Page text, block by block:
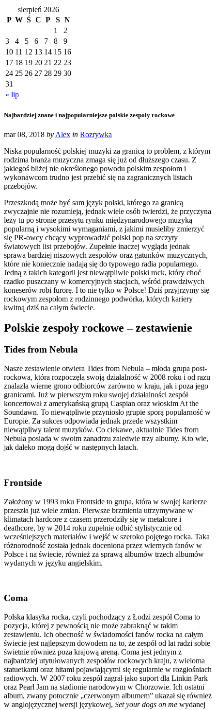
sierpień 2026
P W Ś C P S N
« lip
1
2
3
4 5 6 7 8
9
10 11 12 13 14 15 16
17 18 19 20 21 22 23
24 25 26 27 28 29 30
31
Najbardziej znane i najpopularniejsze polskie zespoły rockowe
mar 08, 2018 by Alex in Rozrywka
Niska popularność polskiej muzyki za granicą to problem, z którym
rodzima branża muzyczna zmaga się już od dłuższego czasu. Z
jakiegoś bliżej nie określonego powodu polskim zespołom i
wykonawcom trudno jest przebić się na zagranicznych listach
przebojów.
Przeszkodą może być sam język polski, którego za granicą
zwyczajnie nie rozumieją, jednak wiele osób twierdzi, że przyczyna
leży tu po stronie przesytu rynku międzynarodowego muzyką
popularną i wysokimi wymaganiami, z jakimi musieliby zmierzyć
się PR-owcy chcący wyprowadzić polski pop na szczyty
światowych list przebojów. Zupełnie inaczej wygląda jednak
sprawa bardziej niszowych zespołów oraz gatunków muzycznych,
które nie koniecznie nadają się do typowego radia popularnego.
Jedną z takich kategorii jest niewątpliwie polski rock, który choć
rzadko puszczany w komercyjnych stacjach, wśród prawdziwych
koneserów robi furorę. I to nie tylko w Polsce! Dziś przyjrzymy się
rockowym zespołom z rodzinnego podwórka, których kariery
kwitną dziś na całym świecie.
Polskie zespoły rockowe – zestawienie
Tides from Nebula
Nasze zestawienie otwiera Tides from Nebula – młoda grupa post-
rockowa, która rozpoczęła swoją działalność w 2008 roku i od razu
znalazła wierne grono odbiorców zarówno w kraju, jak i poza jego
granicami. Już w pierwszym roku swojej działalności zespół
koncertował z amerykańską grupą Caspian oraz włoskim At the
Soundawn. To niewątpliwie przyniosło grupie sporą popularność w
Europie. Za sukces odpowiada jednak przede wszystkim
niewątpliwy talent muzyków. Co ciekawe, aktualnie Tides from
Nebula posiada w swoim zanadrzu zaledwie trzy albumy. Kto wie,
jak daleko mogą dojść w następnych latach.
Frontside
Założony w 1993 roku Frontside to grupa, która w swojej karierze
przeszła już wiele zmian. Pierwsze brzmienia utrzymywane w
klimatach hardcore z czasem przerodziły się w metalcore i
deathcore, by w 2014 roku zupełnie odbić stylistycznie od
wcześniejszych materiałów i wejść w szeroko pojętego rocka. Taka
różnorodność została jednak doceniona przez wiernych fanów w
Polsce i na świecie, również za sprawą albumów trzech albumów
wydanych w języku angielskim.
Coma
Polska klasyka rocka, czyli pochodzący z Łodzi zespół Coma to
pozycja, której z pewnością nie może zabraknąć w takim
zestawieniu. Ich obecność w świadomości fanów rocka na całym
świecie jest najlepszym dowodem na to, że zespół od lat radzi sobie
świetnie również poza krajową areną. Coma jest jednym z
najbardziej utytułowanych zespołów rockowych kraju, z wieloma
statuetkami oraz hitami pojawiającymi się regularnie w rozgłośniach
radiowych. W 2007 roku zespół zagrał jako suport dla Linkin Park
oraz Pearl Jam na stadionie narodowym w Chorzowie. Ich ostatni
album, zwany potocznie „czerwonym albumem” ukazał się również
w anglojęzycznej wersji językowej, Set your dogs on me wydanej